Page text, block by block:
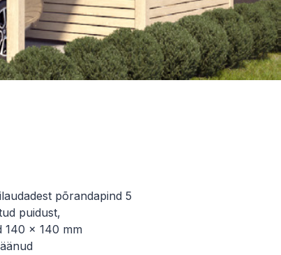
põrandapind 5
puidust,
140 x 140 mm